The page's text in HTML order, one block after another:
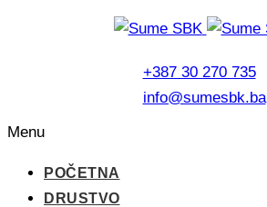
+387 30 270 735
info@sumesbk.ba
Menu
POČETNA
DRUSTVO